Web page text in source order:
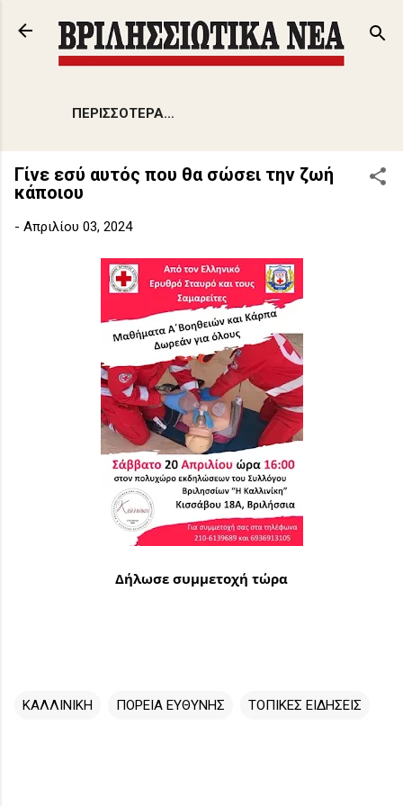
Μετάβαση στο κύριο περιεχόμενο
ΠΕΡΙΣΣΌΤΕΡΑ…
Γίνε εσύ αυτός που θα σώσει την ζωή
κάποιου
- Απριλίου 03, 2024
Δήλωσε συμμετοχή τώρα
ΚΑΛΛΙΝΙΚΗ ΠΟΡΕΙΑ ΕΥΘΥΝΗΣ ΤΟΠΙΚΕΣ ΕΙΔΗΣΕΙΣ